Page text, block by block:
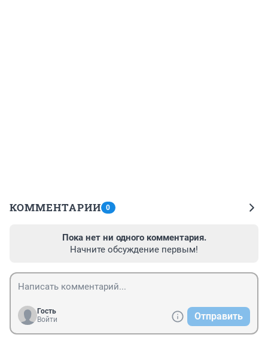
КОММЕНТАРИИ 0
Пока нет ни одного комментария.
Начните обсуждение первым!
Гость
Войти
Отправить